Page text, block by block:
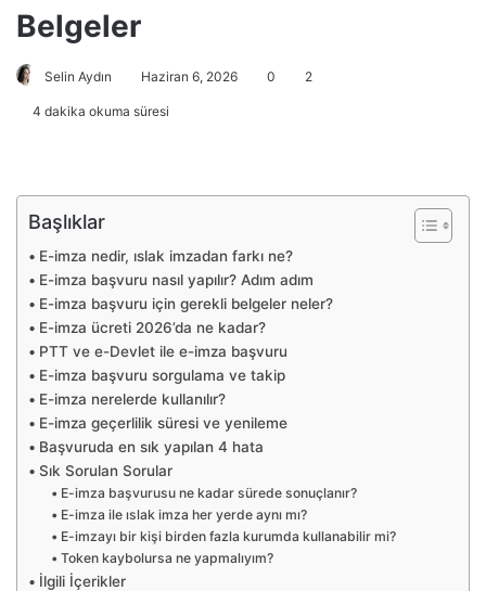
Belgeler
Selin Aydın Haziran 6, 2026 0 2
4 dakika okuma süresi
Başlıklar
E-imza nedir, ıslak imzadan farkı ne?
E-imza başvuru nasıl yapılır? Adım adım
E-imza başvuru için gerekli belgeler neler?
E-imza ücreti 2026’da ne kadar?
PTT ve e-Devlet ile e-imza başvuru
E-imza başvuru sorgulama ve takip
E-imza nerelerde kullanılır?
E-imza geçerlilik süresi ve yenileme
Başvuruda en sık yapılan 4 hata
Sık Sorulan Sorular
E-imza başvurusu ne kadar sürede sonuçlanır?
E-imza ile ıslak imza her yerde aynı mı?
E-imzayı bir kişi birden fazla kurumda kullanabilir mi?
Token kaybolursa ne yapmalıyım?
İlgili İçerikler